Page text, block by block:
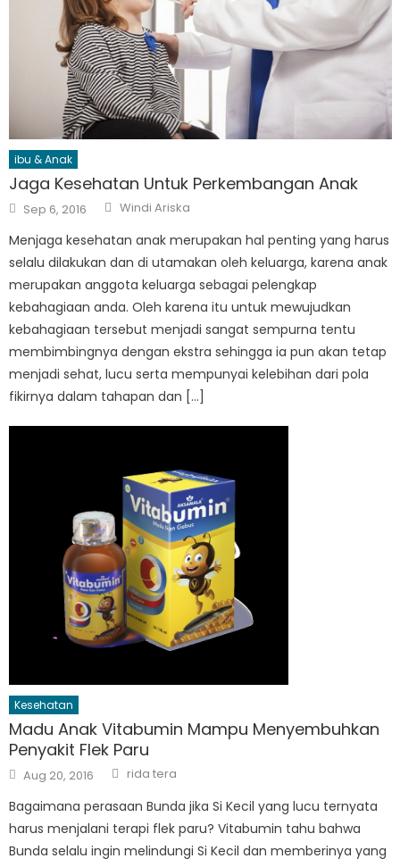
ibu & Anak
Jaga Kesehatan Untuk Perkembangan Anak
Posted
on
Sep 6, 2016 Author
Windi Ariska
Menjaga kesehatan anak merupakan hal penting yang harus
selalu dilakukan dan di utamakan oleh keluarga, karena anak
merupakan anggota keluarga sebagai pelengkap
kebahagiaan anda. Oleh karena itu untuk mewujudkan
kebahagiaan tersebut menjadi sangat sempurna tentu
membimbingnya dengan ekstra sehingga ia pun akan tetap
menjadi sehat, lucu serta mempunyai kelebihan dari pola
fikirnya dalam tahapan dan […]
Kesehatan
Madu Anak Vitabumin Mampu Menyembuhkan
Penyakit Flek Paru
Posted
on
Aug 20, 2016 Author
rida tera
Bagaimana perasaan Bunda jika Si Kecil yang lucu ternyata
harus menjalani terapi flek paru? Vitabumin tahu bahwa
Bunda selalu ingin melindungi Si Kecil dan memberinya yang